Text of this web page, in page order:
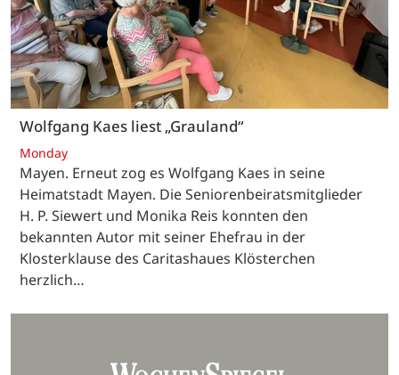
Wolfgang Kaes liest „Grauland“
Monday
Mayen. Erneut zog es Wolfgang Kaes in seine
Heimatstadt Mayen. Die Seniorenbeiratsmitglieder
H. P. Siewert und Monika Reis konnten den
bekannten Autor mit seiner Ehefrau in der
Klosterklause des Caritashaues Klösterchen
herzlich…